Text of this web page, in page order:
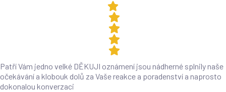
Patří Vám jedno velké DĚKUJI oznámení jsou nádherné splnily naše
očekávání a klobouk dolů za Vaše reakce a poradenství a naprosto
dokonalou konverzaci